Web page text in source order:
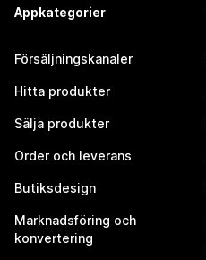
Appkategorier
Försäljningskanaler
Hitta produkter
Sälja produkter
Order och leverans
Butiksdesign
Marknadsföring och
konvertering